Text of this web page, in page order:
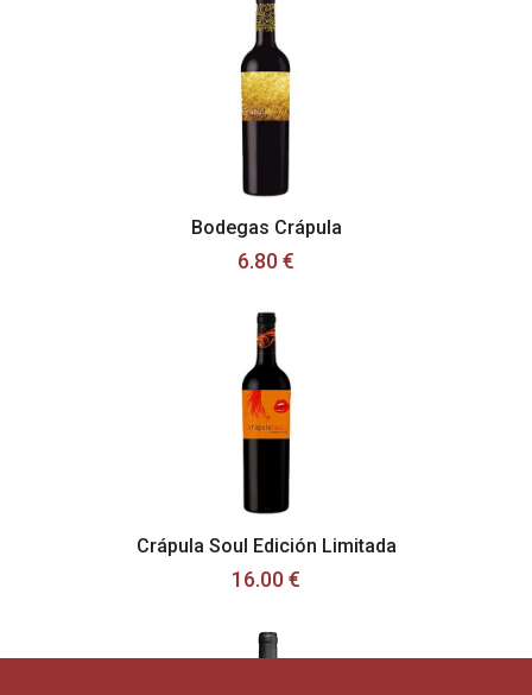
Bodegas Crápula
6.80 €
Crápula Soul Edición Limitada
16.00 €